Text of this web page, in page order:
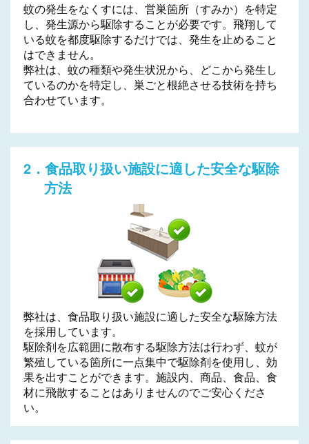
蚊の発生をなくすには、営巣箇所（すみか）を特定
し、発生源から駆除することが必要です。飛翔して
いる蚊を都度駆除するだけでは、発生を止めること
はできません。
弊社は、蚊の種類や発生状況から、どこから発生し
ているのかを特定し、巣ごと根絶させる技術を持ち
合わせています。
2．食品取り扱い施設に適した安全な駆除
方法
弊社は、食品取り扱い施設に適した安全な駆除方法
を採用しています。
駆除剤を広範囲に散布する駆除方法は行わず、蚊が
繁殖している箇所に一点集中で駆除剤を使用し、効
果を出すことができます。施設内、商品、食品、食
材に飛散することはありませんのでご安心くださ
い。